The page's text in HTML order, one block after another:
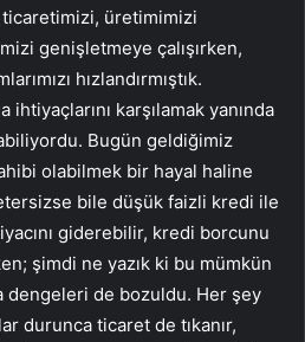
ticaretimizi, üretimimizi
genişletmeye çalışırken,
hızlandırmıştık.
ihtiyaçlarını karşılamak yanında
Bugün geldiğimiz
olabilmek bir hayal haline
bile düşük faizli kredi ile
giderebilir, kredi borcunu
şimdi ne yazık ki bu mümkün
dengeleri de bozuldu. Her şey
durunca ticaret de tıkanır,